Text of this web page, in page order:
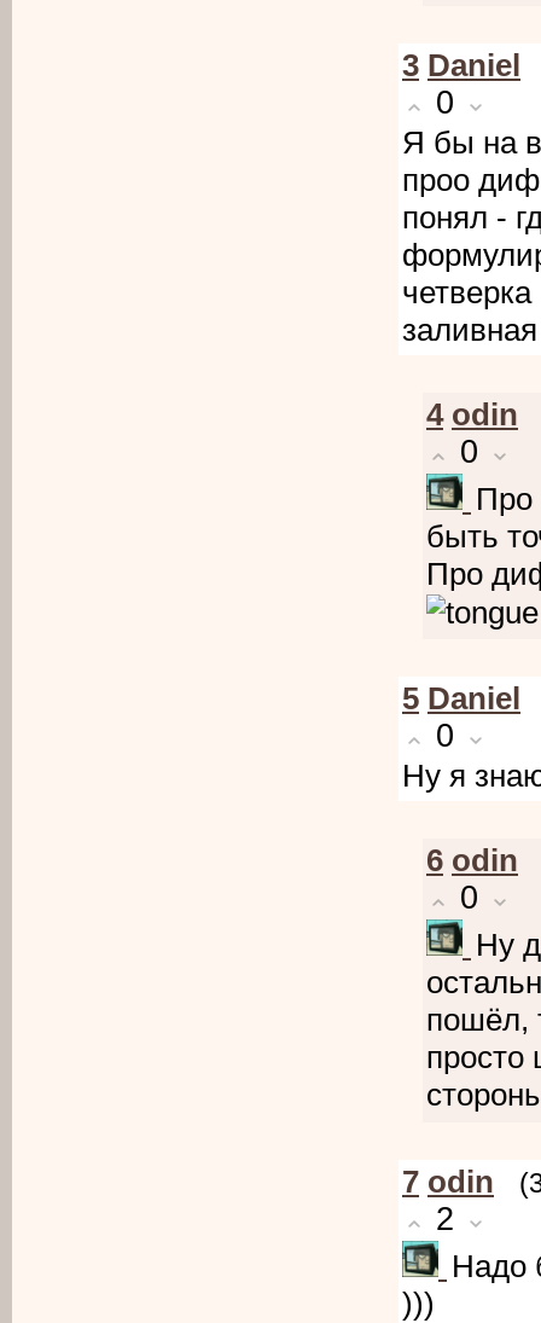
3 Daniel
0
Я бы на
проо
понял -
4 odin
0
Про
быть
Про
5 Daniel
0
Ну я
6 odin
0
Ну
пошёл,
просто
7 odin
2
Надо
)))